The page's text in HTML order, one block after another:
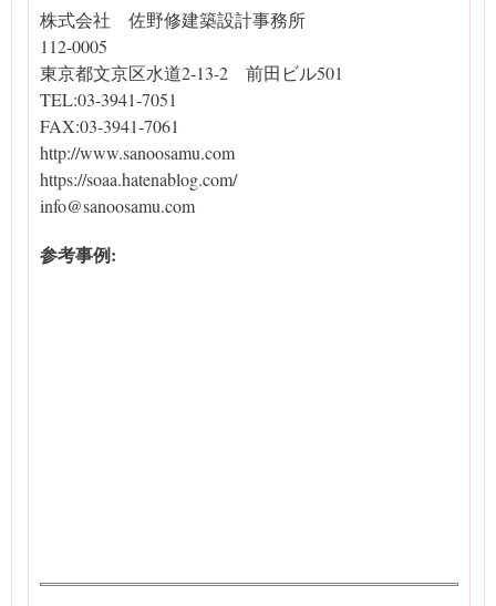
株式会社 佐野修建築設計事務所
112-0005
東京都文京区水道2-13-2 前田ビル501
TEL:03-3941-7051
FAX:03-3941-7061
http://www.sanoosamu.com
https://soaa.hatenablog.com/
info@sanoosamu.com
参考事例: